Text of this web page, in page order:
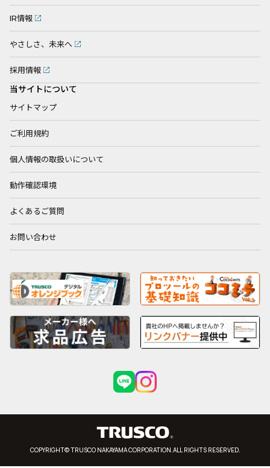
IR情報
やさしさ、未来へ
採用情報
当サイトについて
サイトマップ
ご利用規約
個人情報の取扱いについて
動作確認環境
よくあるご質問
お問い合わせ
COPYRIGHT© TRUSCO NAKAYAMA CORPORATION.ALL RIGHTS RESERVED.